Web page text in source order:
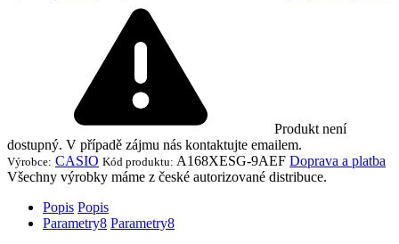
Produkt není
dostupný. V případě zájmu nás kontaktujte emailem.
Výrobce: CASIO Kód produktu: A168XESG-9AEF Doprava a platba
Všechny výrobky máme z české autorizované distribuce.
Popis Popis
Parametry8 Parametry8